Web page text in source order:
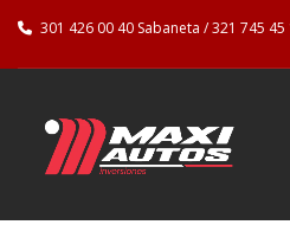
301 426 00 40 Sabaneta / 321 745